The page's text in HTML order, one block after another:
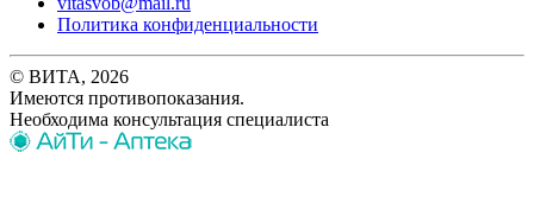
Политика конфиденциальности
© ВИТА, 2026
Имеются противопоказания.
Необходима консультация специалиста